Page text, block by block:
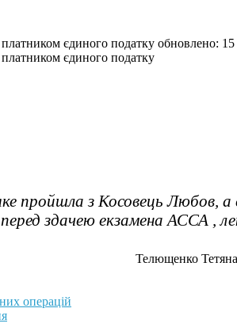
єдиного податку обновлено:
єдиного податку
пройшла з Косовець
здачею екзамена АССА ,
Телющенко Тетяна